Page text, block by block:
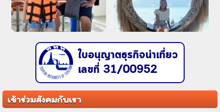
ใบอนุญาตธุรกิจนำเที่ยว
เลขที่ 31/00952
เข้าร่วมสังคมกับเรา